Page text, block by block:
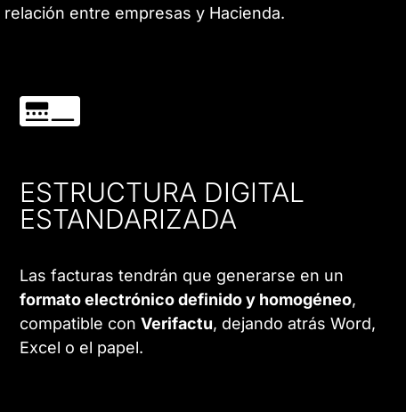
entre empresas y Hacienda.
ESTRUCTURA DIGITAL
ESTANDARIZADA
Las facturas tendrán que generarse en un
formato electrónico definido y homogéneo,
compatible conVerifactu, dejando atrás Word,
Excel o el papel.